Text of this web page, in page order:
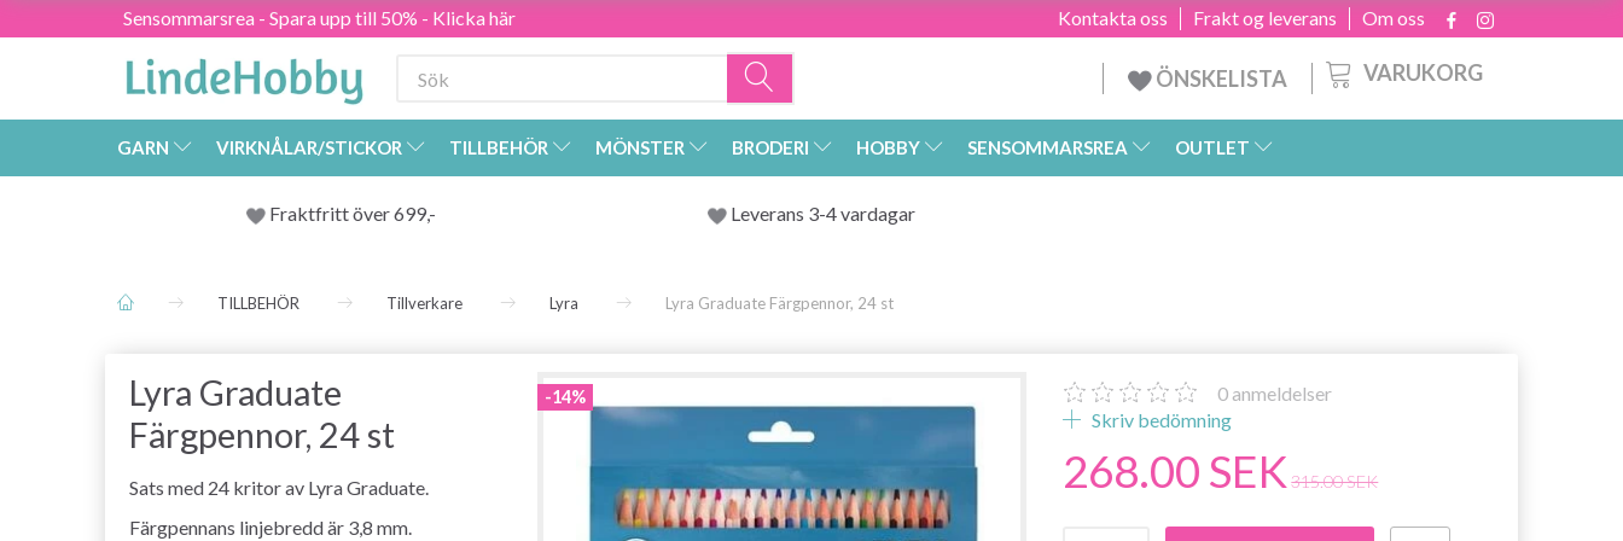
Sensommarsrea - Spara upp till 50% - Klicka här Om oss
Frakt og leverans
Kontakta oss
VARUKORG
ÖNSKELISTA
GARN VIRKNÅLAR/STICKOR TILLBEHÖR MÖNSTER BRODERI HOBBY SENSOMMARSREA OUTLET
Fraktfritt över 699,- Leverans 3-4 vardagar
TILLBEHÖR Tillverkare Lyra Lyra Graduate Färgpennor, 24 st
Lyra Graduate
Färgpennor, 24 st
Sats med 24 kritor av Lyra Graduate.
Färgpennans linjebredd är 3,8 mm.
-14% 0 anmeldelser
Skriv bedömning
268.00 SEK 315.00 SEK